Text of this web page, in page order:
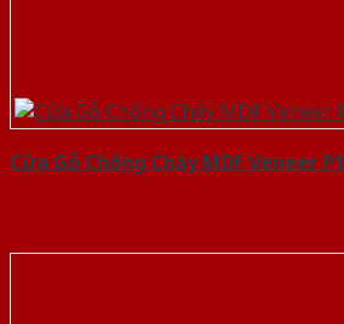
Cửa Gỗ Chống Cháy MDF Veneer